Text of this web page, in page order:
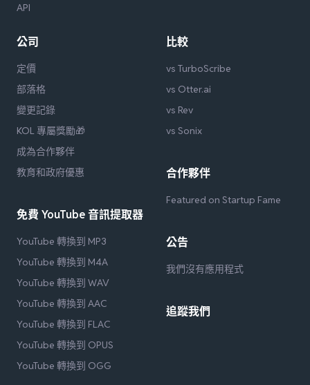
API
公司
定價
部落格
變更記錄
KOL 專屬獎勵🎁
成為合作夥伴
教育和政府優惠
免費 YouTube 音訊提取器
YouTube 轉換到 MP3
YouTube 轉換到 M4A
YouTube 轉換到 WAV
YouTube 轉換到 AAC
YouTube 轉換到 FLAC
YouTube 轉換到 OPUS
YouTube 轉換到 OGG
比較
vs TurboScribe
vs Otter.ai
vs Rev
vs Sonix
合作夥伴
Featured on Startup Fame
公告
我們沒有應用程式
追蹤我們